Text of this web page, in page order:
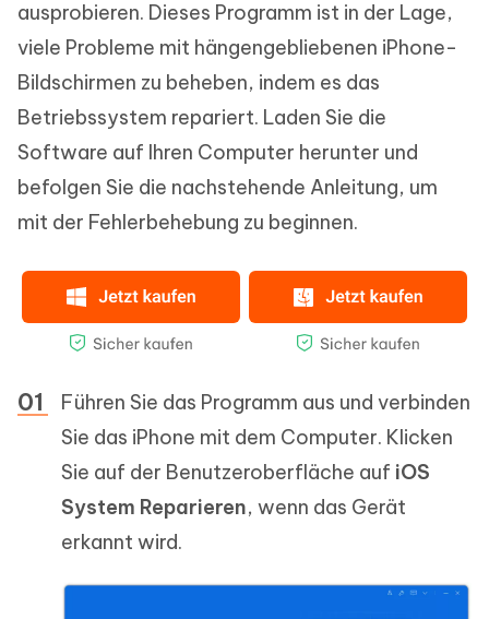
ausprobieren. Dieses Programm ist in der Lage,
viele Probleme mit hängengebliebenen iPhone-
Bildschirmen zu beheben, indem es das
Betriebssystem repariert. Laden Sie die
Software auf Ihren Computer herunter und
befolgen Sie die nachstehende Anleitung, um
mit der Fehlerbehebung zu beginnen.
Führen Sie das Programm aus und verbinden
Sie das iPhone mit dem Computer. Klicken
Sie auf der Benutzeroberfläche auf iOS
System Reparieren, wenn das Gerät
erkannt wird.